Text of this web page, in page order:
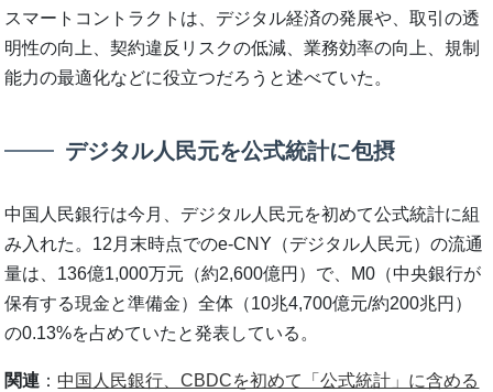
スマートコントラクトは、デジタル経済の発展や、取引の透
明性の向上、契約違反リスクの低減、業務効率の向上、規制
能力の最適化などに役立つだろうと述べていた。
デジタル人民元を公式統計に包摂
中国人民銀行は今月、デジタル人民元を初めて公式統計に組
み入れた。12月末時点でのe-CNY（デジタル人民元）の流通
量は、136億1,000万元（約2,600億円）で、M0（中央銀行が
保有する現金と準備金）全体（10兆4,700億元/約200兆円）
の0.13%を占めていたと発表している。
関連 ： 中国人民銀行、CBDCを初めて「公式統計」に含める